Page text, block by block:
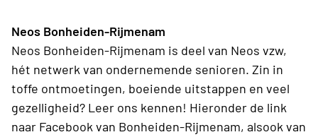
Neos Bonheiden-Rijmenam
Neos Bonheiden-Rijmenam is deel van Neos vzw,
hét netwerk van ondernemende senioren. Zin in
toffe ontmoetingen, boeiende uitstappen en veel
gezelligheid? Leer ons kennen! Hieronder de link
naar Facebook van Bonheiden-Rijmenam, alsook van